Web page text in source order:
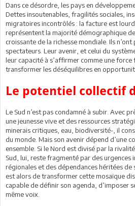
Dans ce désordre, les pays en
Dettes insoutenables, fragilités sociales,
migratoires incontrôlés : la facture est
représentent la majorité démographique
croissante de la richesse mondiale. Ils
spectateurs. Leur avenir, et celui du
leur capacité à s’affirmer comme une
transformer les déséquilibres en
Le potentiel collectif
Le Sud n’est pas condamné à subir. Avec
une jeunesse vive et des ressources
minerais critiques, eau, biodiversité-, il
du monde. Mais son avenir dépend d’une
ensemble. Si le Nord est divisé par la
Sud, lui, reste fragmenté par des urgences
régionales et des dépendances héritées de
est alors de transformer cette mosaïque
capable de définir son agenda, d’imposer
même voix.